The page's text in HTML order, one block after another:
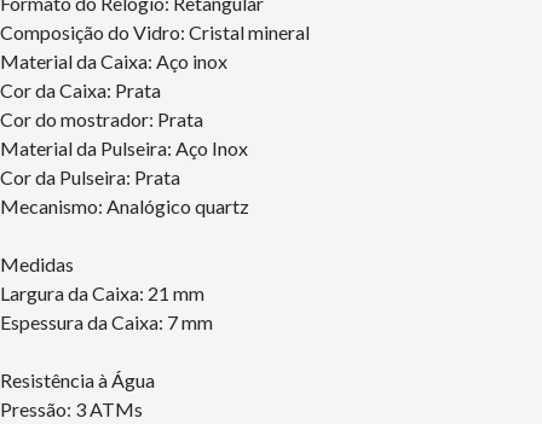
Composição do Vidro: Cristal mineral
Material da Caixa: Aço inox
Cor da Caixa: Prata
Cor do mostrador: Prata
Material da Pulseira: Aço Inox
Cor da Pulseira: Prata
Mecanismo: Analógico quartz
Medidas
Largura da Caixa: 21 mm
Espessura da Caixa: 7 mm
Resistência à Água
Pressão: 3 ATMs